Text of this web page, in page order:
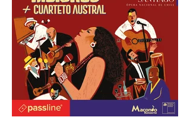
Hollywood, que promete transportar a sus
visitantes a distintos